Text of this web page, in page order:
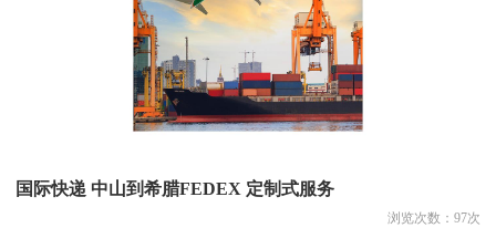
国际快递 中山到希腊FEDEX 定制式服务
浏览次数： 97次